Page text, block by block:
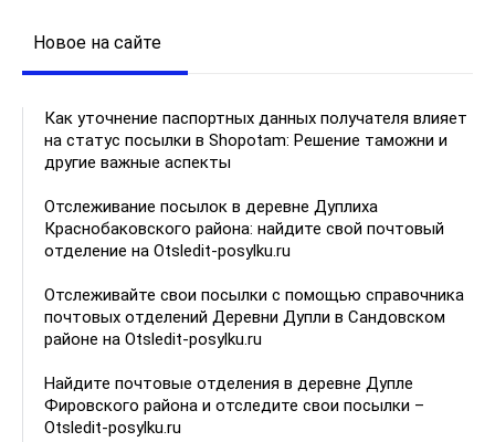
Новое на сайте
Как уточнение паспортных данных получателя влияет
на статус посылки в Shopotam: Решение таможни и
другие важные аспекты
Отслеживание посылок в деревне Дуплиха
Краснобаковского района: найдите свой почтовый
отделение на Otsledit-posylku.ru
Отслеживайте свои посылки с помощью справочника
почтовых отделений Деревни Дупли в Сандовском
районе на Otsledit-posylku.ru
Найдите почтовые отделения в деревне Дупле
Фировского района и отследите свои посылки –
Otsledit-posylku.ru